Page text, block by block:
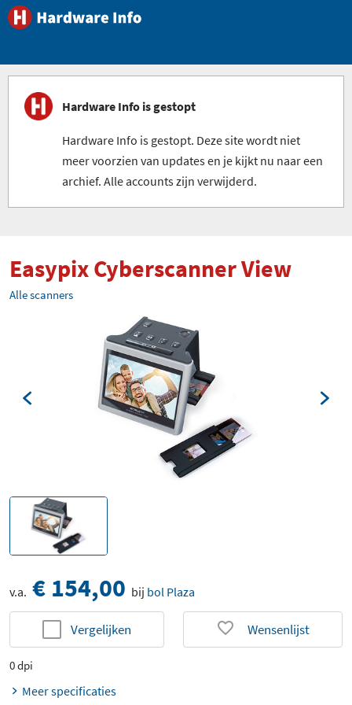
Hardware Info is gestopt
Hardware Info is gestopt. Deze site wordt niet
meer voorzien van updates en je kijkt nu naar een
archief. Alle accounts zijn verwijderd.
Easypix Cyberscanner View
Alle scanners
v.a. € 154,00 bij bol Plaza
Vergelijken Wensenlijst
0 dpi
Meer specificaties